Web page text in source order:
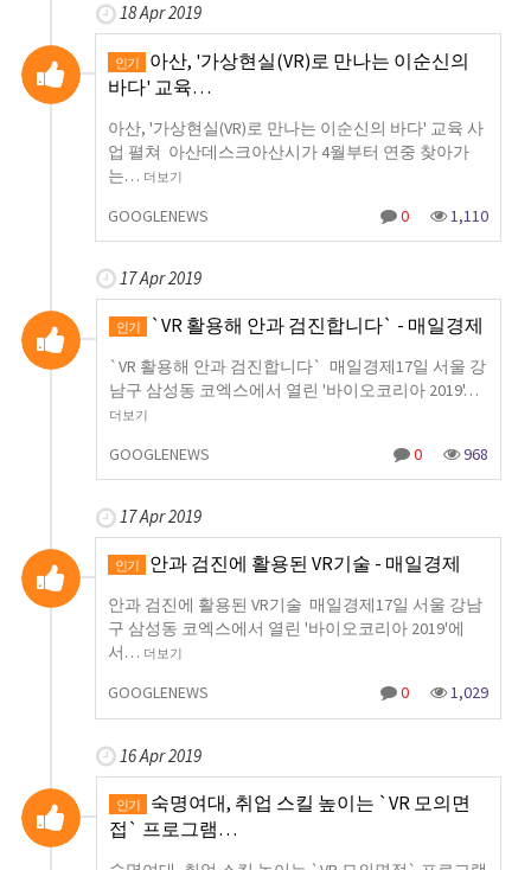
18 Apr 2019
인기
아산, '가상현실(VR)로 만나는 이순신의
바다' 교육…
아산, '가상현실(VR)로 만나는 이순신의 바다' 교육 사
업 펼쳐 아산데스크아산시가 4월부터 연중 찾아가
는… 더보기
GOOGLENEWS 0 1,110
17 Apr 2019
인기 `VR 활용해 안과 검진합니다` - 매일경제
`VR 활용해 안과 검진합니다` 매일경제17일 서울 강
남구 삼성동 코엑스에서 열린 '바이오코리아 2019'…
더보기
GOOGLENEWS 0 968
17 Apr 2019
인기 안과 검진에 활용된 VR기술 - 매일경제
안과 검진에 활용된 VR기술 매일경제17일 서울 강남
구 삼성동 코엑스에서 열린 '바이오코리아 2019'에
서… 더보기
GOOGLENEWS 0 1,029
16 Apr 2019
인기
숙명여대, 취업 스킬 높이는 `VR 모의면
접` 프로그램…